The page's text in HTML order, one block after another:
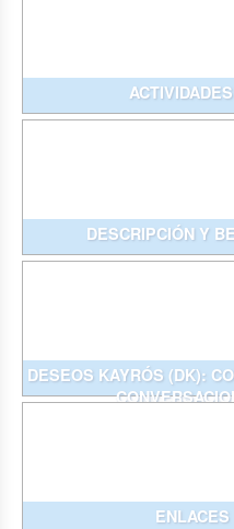
DESCRIPCIÓN Y
DESEOS KAYRÓS (DK):